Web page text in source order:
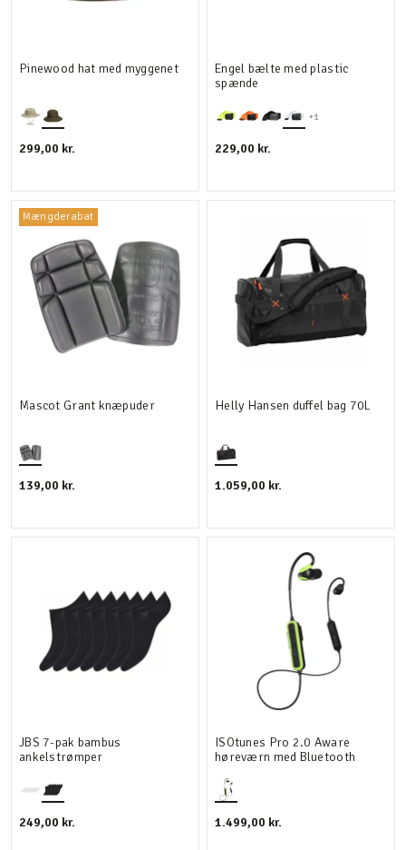
Pinewood hat med myggenet
299,00 kr.
+1
Engel bælte med plastic
spænde
229,00 kr.
Mængderabat
Mascot Grant knæpuder
139,00 kr.
Helly Hansen duffel bag 70L
1.059,00 kr.
JBS 7-pak bambus
ankelstrømper
249,00 kr.
ISOtunes Pro 2.0 Aware
høreværn med Bluetooth
1.499,00 kr.